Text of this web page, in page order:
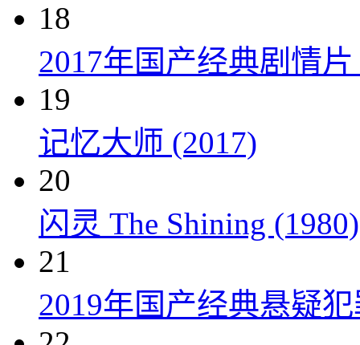
18
2017年国产经典剧情
19
记忆大师 (2017)
20
闪灵 The Shining (1980)
21
2019年国产经典悬疑